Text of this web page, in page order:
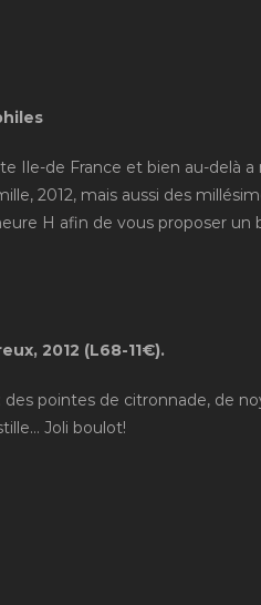
Ile-de France et bien au-delà
2012, mais aussi des
H afin de vous proposer
2012 (L68-11€).
pointes de citronnade, de
Joli boulot!